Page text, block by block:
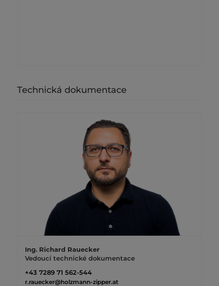
Technická dokumentace
Ing. Richard Rauecker
Vedoucí technické dokumentace
+43 7289 71 562-544
r.rauecker@holzmann-zipper.at